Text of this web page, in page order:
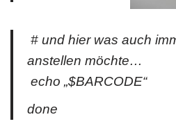
# und hier was auch
anstellen möchte…
echo „$BARCODE“
done